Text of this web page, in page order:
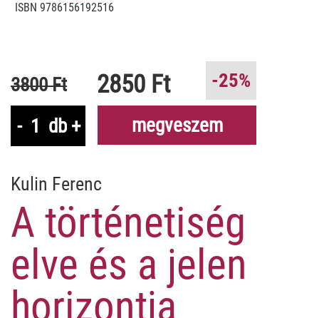
ISBN 9786156192516
3800 Ft 2850 Ft
-25%
-
db + megveszem
Kulin Ferenc
A történetiség
elve és a jelen
horizontja